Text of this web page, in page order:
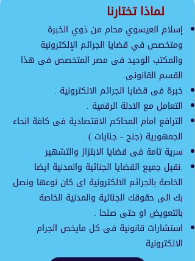
لماذا تختارنا
إسلام العيسوي محام من ذوي الخبرة
ومتخصص في قضايا الجرائم الإلكترونية
والمكتب الوحيد فى مصر المتخصص فى هذا
القسم القانونى.
خبرة فى قضايا الجرائم الالكترونية .
التعامل مع الادلة الرقمية .
الترافع امام المحاكم الاقتصادية فى كافة انحاء
الجمهورية (جنح - جنايات ) .
سرية تامة فى قضايا الابتزاز والتشهير
.نقبل جميع القضايا الجنائية والمدنية ايضا
الخاصة بالجرائم الالكترونية اى كان نوعها ونصل
بك الى حقوقك الجنائية والمدنية الخاصة
بالتعويض او حتى صلحا .
استشارات قانونية فى كل مايخص الجرام
الالكترونية